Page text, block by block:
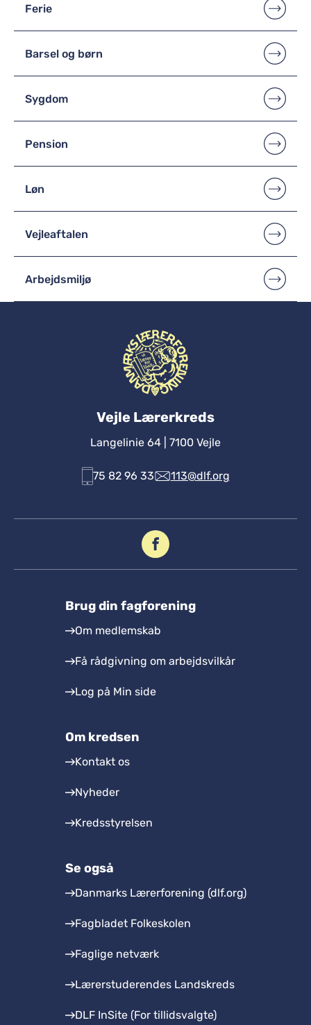
Ferie
Barsel og børn
Sygdom
Pension
Løn
Vejleaftalen
Arbejdsmiljø
Vejle Lærerkreds
Langelinie 64 | 7100 Vejle
75 82 96 33 113@dlf.org
Brug din fagforening
Om medlemskab
Få rådgivning om arbejdsvilkår
Log på Min side
Om kredsen
Kontakt os
Nyheder
Kredsstyrelsen
Se også
Danmarks Lærerforening (dlf.org)
Fagbladet Folkeskolen
Faglige netværk
Lærerstuderendes Landskreds
DLF InSite (For tillidsvalgte)